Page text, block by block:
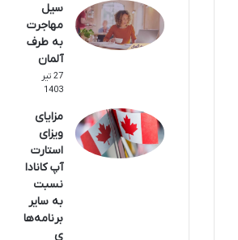
سیل
مهاجرت
به طرف
آلمان
27 تیر
1403
مزایای
ویزای
استارت
آپ کانادا
نسبت
به سایر
برنامه‌ها
ی